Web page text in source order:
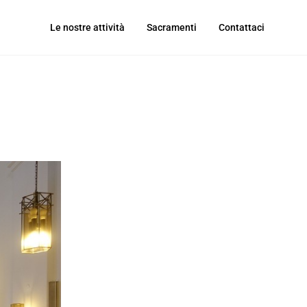
Le nostre attività Sacramenti Contattaci